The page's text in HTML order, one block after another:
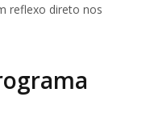
reflexo direto nos